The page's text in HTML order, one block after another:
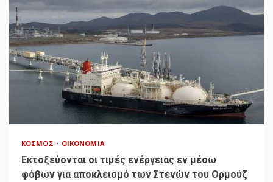
ΚΌΣΜΟΣ ΟΙΚΟΝΟΜΊΑ
Εκτοξεύονται οι τιμές ενέργειας εν μέσω
φόβων για αποκλεισμό των Στενών του Ορμούζ